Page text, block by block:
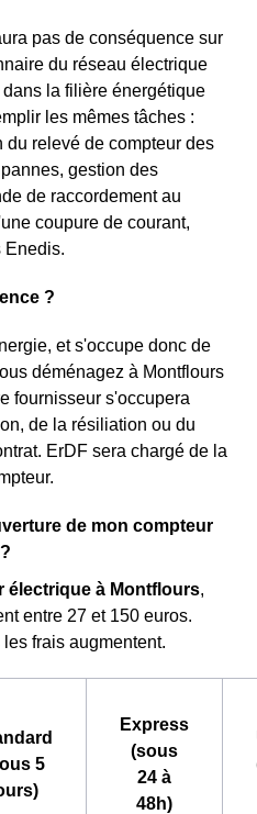
pas de conséquence sur
du réseau électrique
la filière énergétique
les mêmes tâches :
relevé de compteur des
gestion des
de raccordement au
coupure de courant,
Enedis.
?
et s'occupe donc de
déménagez à Montflours
fournisseur s'occupera
de la résiliation ou du
ErDF sera chargé de la
de mon compteur
électrique à Montflours,
entre 27 et 150 euros.
frais augmentent.
5
Express
(sous
24 à
48h)